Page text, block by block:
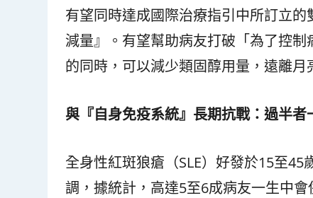
有望同時達成國際治療指引中所訂立
減量』。有望幫助病友打破「為了控
的同時，可以減少類固醇用量，遠離
與『自身免疫系統』長期抗戰：過半
全身性紅斑狼瘡（SLE）好發於15至
調，據統計，高達5至6成病友一生中